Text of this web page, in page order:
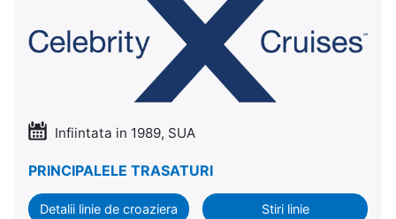
Infiintata in 1989, SUA
PRINCIPALELE TRASATURI
Detalii linie de croaziera Stiri linie